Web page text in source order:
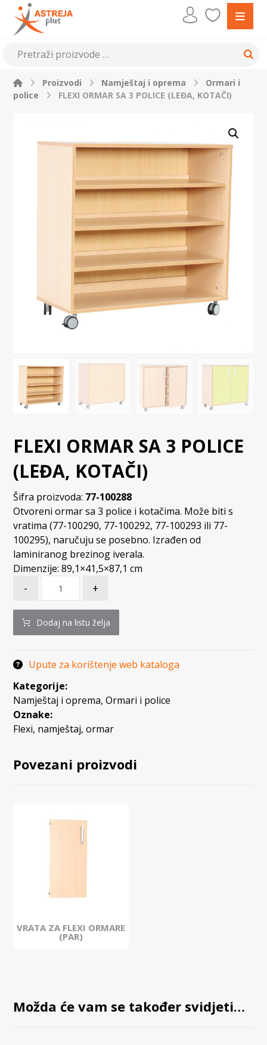
Proizvodi Namještaj i oprema
Ormari i
police
FLEXI ORMAR SA 3 POLICE (LEĐA, KOTAČI)
FLEXI ORMAR SA 3 POLICE
(LEĐA, KOTAČI)
Šifra proizvoda: 77-100288
Otvoreni ormar sa 3 police i kotačima. Može biti s
vratima (77-100290, 77-100292, 77-100293 ili 77-
100295), naručuju se posebno. Izrađen od
laminiranog brezinog iverala.
Dimenzije: 89,1×41,5×87,1 cm
- +
Dodaj na listu želja
Upute za korištenje web kataloga
Kategorije:
Namještaj i oprema,Ormari i police
Oznake:
Flexi, namještaj,ormar
Povezani proizvodi
VRATA ZA FLEXI ORMARE
(PAR)
Možda će vam se također svidjeti…